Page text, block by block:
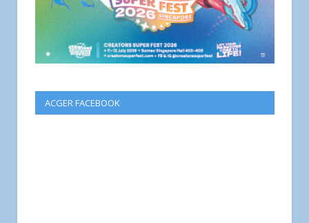
ACGER FACEBOOK